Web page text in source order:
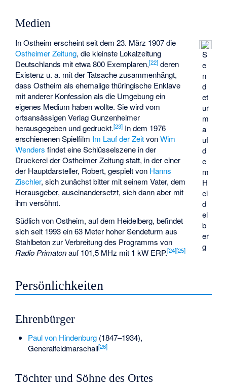
Medien
S
e
n
d
et
ur
m
a
uf
d
e
m
H
ei
d
el
b
er
g
In Ostheim erscheint seit dem 23. März 1907 die
Ostheimer Zeitung, die kleinste Lokalzeitung
Deutschlands mit etwa 800 Exemplaren,[22] deren
Existenz u. a. mit der Tatsache zusammenhängt,
dass Ostheim als ehemalige thüringische Enklave
mit anderer Konfession als die Umgebung ein
eigenes Medium haben wollte. Sie wird vom
ortsansässigen Verlag Gunzenheimer
herausgegeben und gedruckt.[23] In dem 1976
erschienenen Spielfilm Im Lauf der ZeitvonWim
Wenders findet eine Schlüsselszene in der
Druckerei der Ostheimer Zeitung statt, in der einer
der Hauptdarsteller, Robert, gespielt von Hanns
Zischler, sich zunächst bitter mit seinem Vater, dem
Herausgeber, auseinandersetzt, sich dann aber mit
ihm versöhnt.
Südlich von Ostheim, auf dem Heidelberg, befindet
sich seit 1993 ein 63 Meter hoher Sendeturm aus
Stahlbeton zur Verbreitung des Programms von
Radio Primatonauf 101,5 MHz mit 1 kW ERP.[24][25]
Persönlichkeiten
Ehrenbürger
Paul von Hindenburg(1847–1934),
Generalfeldmarschall[26]
Töchter und Söhne des Ortes